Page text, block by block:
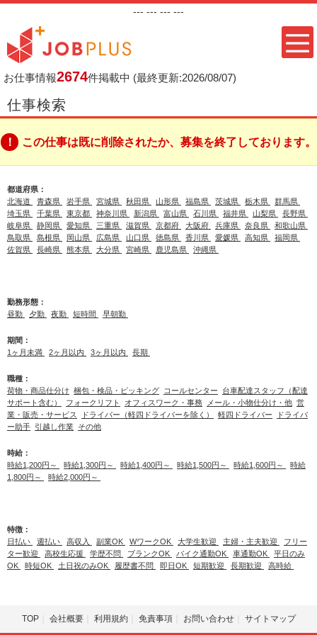
--- --- --- ---
お仕事情報2674件掲載中 (最終更新:2026/08/07)
仕事検索
この仕事は既に削除されたか、募集を終了しております。
都道府県：
北海道
青森県 岩手県 宮城県 秋田県 山形県 福島県 茨城県 栃木県
群馬県
埼玉県
千葉県 東京都 神奈川県 新潟県 富山県 石川県 福井県 山梨県
長野県
岐阜県
静岡県 愛知県 三重県 滋賀県 京都府 大阪府 兵庫県 奈良県
和歌山県
鳥取県
島根県 岡山県 広島県 山口県 徳島県 香川県 愛媛県 高知県
福岡県
佐賀県
長崎県 熊本県 大分県 宮崎県 鹿児島県 沖縄県
勤務形態：
昼勤
夕勤 夜勤 短時間 早朝勤
期間：
1ヶ月未満
2ヶ月以内 3ヶ月以内 長期
職種：
荷物・商品仕分け 梱包・検品・ピッキング コールセンター
台車配達スタッフ（配達
サポート含む）
フォークリフト オフィスワーク・事務 メール・小物仕分け・他 営
業・販売・サービス
ドライバー（軽四ドライバーを除く） 軽四ドライバー
ドライバ
ー助手 引越し作業 その他
時給：
時給1,200円～
時給1,300円～ 時給1,400円～ 時給1,500円～ 時給1,600円～
時給
1,800円～
時給2,000円～
特徴：
日払い
週払い 高収入 副業OK WワークOK 大学生歓迎 主婦・主夫歓迎
フリー
ター歓迎
高校生応援 学歴不問 ブランクOK バイク通勤OK 車通勤OK
平日のみ
OK
時短OK 土日祝のみOK 履歴書不問 即日OK 短期歓迎 長期歓迎 高時給
TOP 会社概要 利用規約 免責事項 お問い合わせ サイトマップ